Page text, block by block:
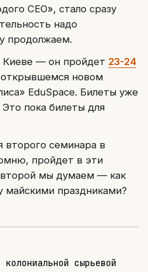
СЕО», стало сразу
надо
продолжаем.
Киеве — он пройдет 23-24
открывшемся новом
EduSpace. Билеты уже
Это пока билеты для
семинара в
пройдет в эти
мы думаем — как
майскими праздниками?
сырьевой